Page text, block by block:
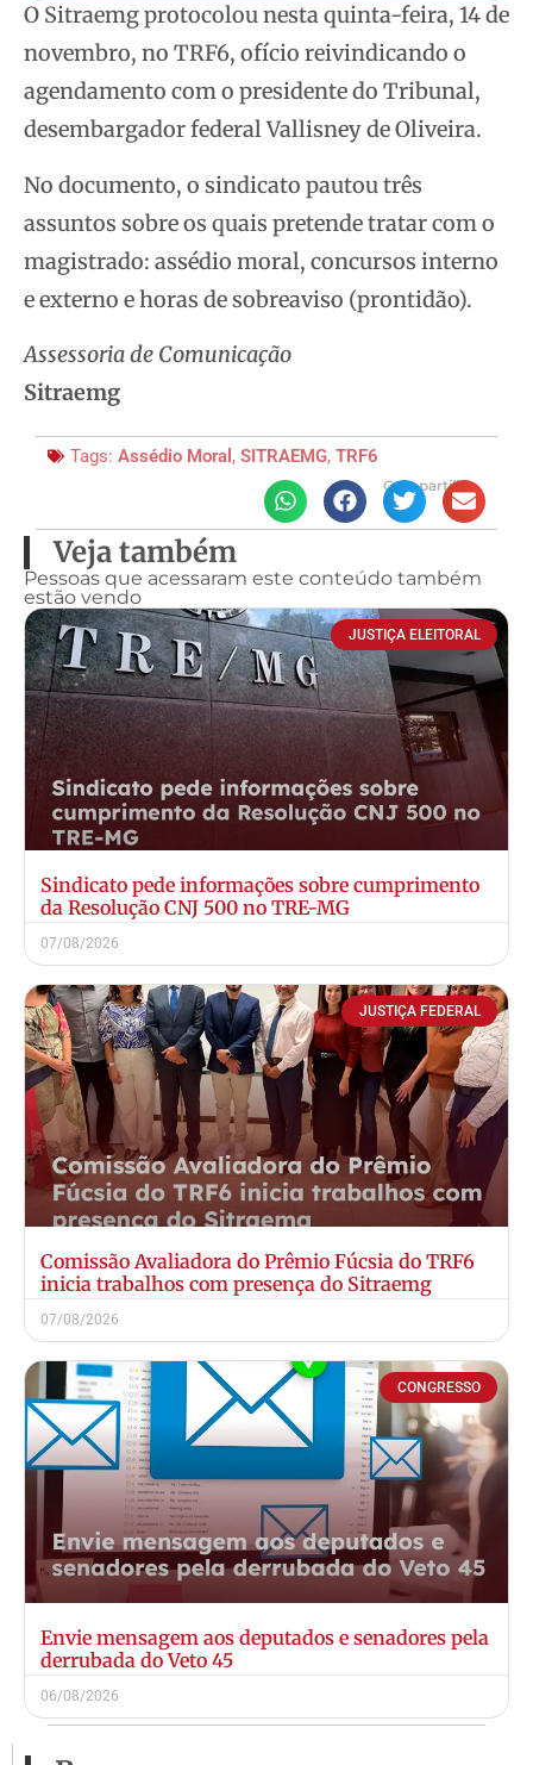
O Sitraemg protocolou nesta quinta-feira, 14 de
novembro, no TRF6, ofício reivindicando o
agendamento com o presidente do Tribunal,
desembargador federal Vallisney de Oliveira.
No documento, o sindicato pautou três
assuntos sobre os quais pretende tratar com o
magistrado: assédio moral, concursos interno
e externo e horas de sobreaviso (prontidão).
Assessoria de Comunicação
Sitraemg
Tags: Assédio Moral , SITRAEMG, TRF6
Compartilhe
Veja também
Pessoas que acessaram este conteúdo também
estão vendo
JUSTIÇA ELEITORAL
Sindicato pede informações sobre cumprimento
da Resolução CNJ 500 no TRE-MG
07/08/2026
JUSTIÇA FEDERAL
Comissão Avaliadora do Prêmio Fúcsia do TRF6
inicia trabalhos com presença do Sitraemg
07/08/2026
CONGRESSO
Envie mensagem aos deputados e senadores pela
derrubada do Veto 45
06/08/2026